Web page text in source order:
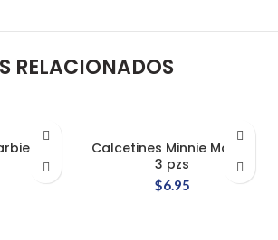
RELACIONADOS
Calcetines Minnie Mouse
3 pzs
$6.95